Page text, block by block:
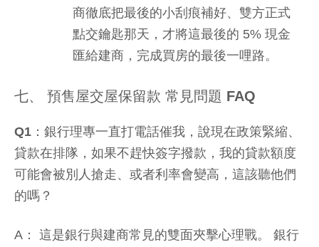
商徹底把最後的小刮痕補好、雙方正式
點交鑰匙那天，才將這最後的 5% 現金
匯給建商，完成買房的最後一哩路。
七、 預售屋交屋保留款 常見問題 FAQ
Q1：銀行理專一直打電話催我，說現在政策緊縮、
貸款在排隊，如果不趕快簽字撥款，我的貸款額度
可能會被別人搶走、或者利率會變高，這該聽他們
的嗎？
A： 這是銀行與建商常見的雙面夾擊心理戰。 銀行